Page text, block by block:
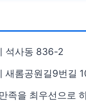
석사동 836-2
새롬공원길9번길
족을 최우선으로